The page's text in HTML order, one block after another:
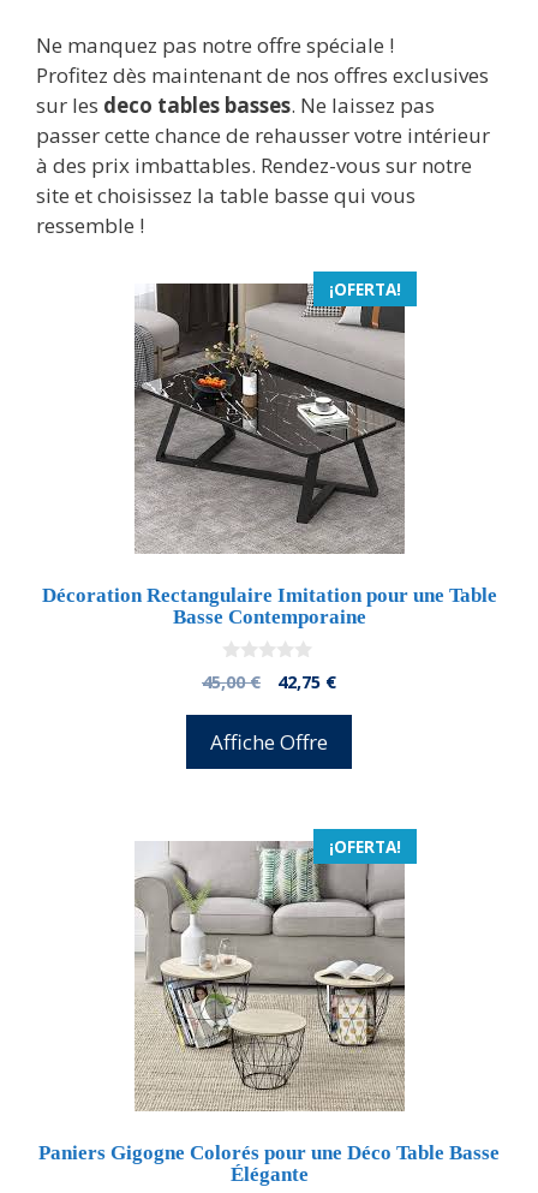
Ne manquez pas notre offre spéciale !
Profitez dès maintenant de nos offres exclusives
sur les deco tables basses. Ne laissez pas
passer cette chance de rehausser votre intérieur
à des prix imbattables. Rendez-vous sur notre
site et choisissez la table basse qui vous
ressemble !
¡OFERTA!
Décoration Rectangulaire Imitation pour une Table
Basse Contemporaine
0
d
45,00€
El
original
era:
42,75 €El
Affiche Offre
¡OFERTA!
Paniers Gigogne Colorés pour une Déco Table Basse
Élégante